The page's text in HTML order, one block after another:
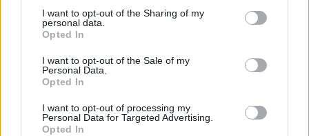
not limited to your visit or usage behaviour. You may click to
grant or deny consent to Google and its third-party tags to
use your data for below specified purposes in below Google
consent section.
I want to opt-out of the Sharing of my
personal data.
Opted In
I want to opt-out of the Sale of my
Personal Data.
Opted In
I want to opt-out of processing my
Personal Data for Targeted Advertising.
Opted In
tabella tizennyolcadik helyét foglalja el.
MotoGP
Műtét Sérülés